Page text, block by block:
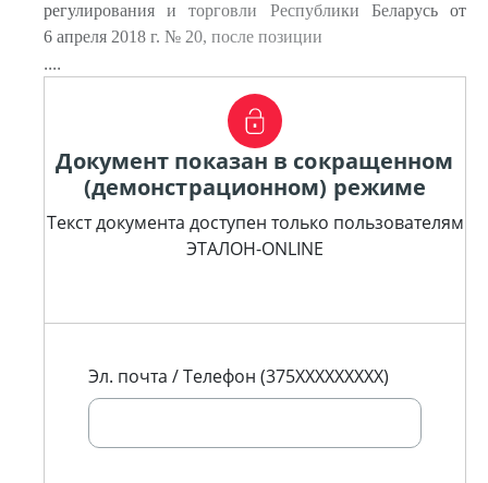
регулирования и торговли Республики Беларусь от
6 апреля 2018 г. № 20, после позиции
....
Документ показан в сокращенном
(демонстрационном) режиме
Текст документа доступен только пользователям
ЭТАЛОН-ONLINE
Эл. почта / Телефон (375XXXXXXXXX)